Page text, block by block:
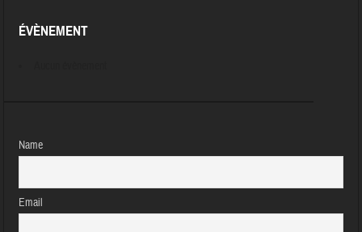
ÉVÈNEMENT
Name
Email